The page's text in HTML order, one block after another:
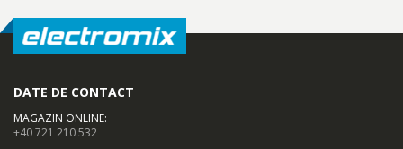
DATE DE CONTACT
MAGAZIN ONLINE:
+40 721 210 532